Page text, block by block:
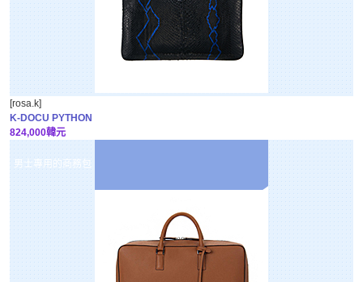
[rosa.k]
K-DOCU PYTHON
824,000韓元
男士專用的商務包